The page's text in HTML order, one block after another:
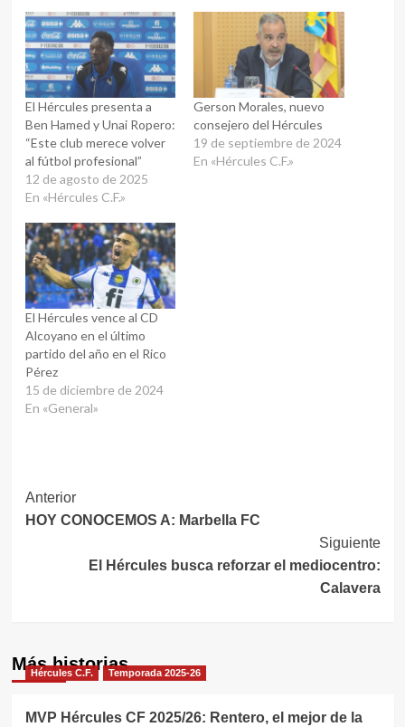
El Hércules presenta a
Ben Hamed y Unai Ropero:
“Este club merece volver
al fútbol profesional”
12 de agosto de 2025
En «Hércules C.F.»
Gerson Morales, nuevo
consejero del Hércules
19 de septiembre de 2024
En «Hércules C.F.»
El Hércules vence al CD
Alcoyano en el último
partido del año en el Rico
Pérez
15 de diciembre de 2024
En «General»
Navegación
de
entradas
Anterior
HOY CONOCEMOS A: Marbella FC
Siguiente
El Hércules busca reforzar el mediocentro:
Calavera
Más historias
Hércules C.F. Temporada 2025-26
MVP Hércules CF 2025/26: Rentero, el mejor de la